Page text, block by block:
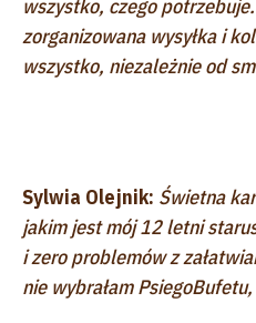
wszystko, czego
zorganizowana wysyłka i
wszystko, niezależnie od
Sylwia Olejnik: Świetna
jakim jest mój 12 letni
i zero problemów z
nie wybrałam